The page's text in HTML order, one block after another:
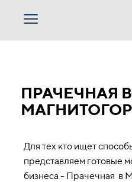
ПРАЧЕЧНАЯ В
Для тех кто ищет
представляем готовые
бизнеса - Прачечная в